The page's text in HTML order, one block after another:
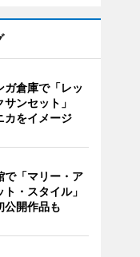
ガ倉庫で「レッ
サンセット」
カをイメージ
で「マリー・ア
・スタイル」
開作品も